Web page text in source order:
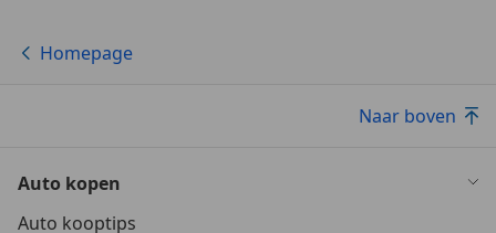
Homepage
Naar boven
Auto kopen
Auto kooptips